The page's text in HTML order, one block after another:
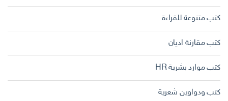
كتب متنوعة للقراءة
كتب مقارنة اديان
كتب موارد بشرية HR
كتب ودواوين شعرية